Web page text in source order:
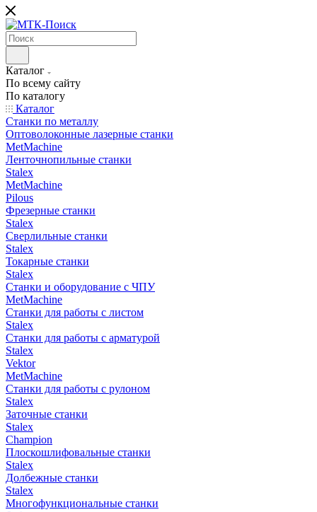
Каталог
По всему сайту
По каталогу
Каталог
Станки по металлу
Оптоволоконные лазерные станки
MetMachine
Ленточнопильные станки
Stalex
MetMachine
Pilous
Фрезерные станки
Stalex
Сверлильные станки
Stalex
Токарные станки
Stalex
Станки и оборудование с ЧПУ
MetMachine
Станки для работы с листом
Stalex
Станки для работы с арматурой
Stalex
Vektor
MetMachine
Станки для работы с рулоном
Stalex
Заточные станки
Stalex
Champion
Плоскошлифовальные станки
Stalex
Долбежные станки
Stalex
Многофункциональные станки